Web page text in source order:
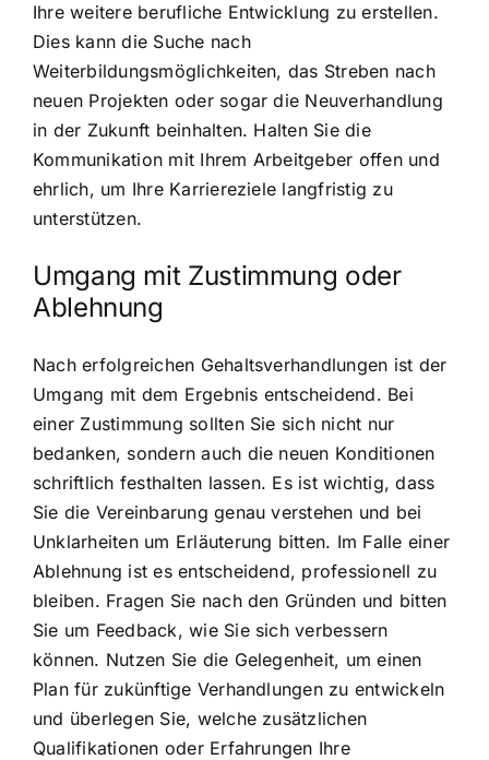
Ihre weitere berufliche Entwicklung zu erstellen.
Dies kann die Suche nach
Weiterbildungsmöglichkeiten, das Streben nach
neuen Projekten oder sogar die Neuverhandlung
in der Zukunft beinhalten. Halten Sie die
Kommunikation mit Ihrem Arbeitgeber offen und
ehrlich, um Ihre Karriereziele langfristig zu
unterstützen.
Umgang mit Zustimmung oder
Ablehnung
Nach erfolgreichen Gehaltsverhandlungen ist der
Umgang mit dem Ergebnis entscheidend. Bei
einer Zustimmung sollten Sie sich nicht nur
bedanken, sondern auch die neuen Konditionen
schriftlich festhalten lassen. Es ist wichtig, dass
Sie die Vereinbarung genau verstehen und bei
Unklarheiten um Erläuterung bitten. Im Falle einer
Ablehnung ist es entscheidend, professionell zu
bleiben. Fragen Sie nach den Gründen und bitten
Sie um Feedback, wie Sie sich verbessern
können. Nutzen Sie die Gelegenheit, um einen
Plan für zukünftige Verhandlungen zu entwickeln
und überlegen Sie, welche zusätzlichen
Qualifikationen oder Erfahrungen Ihre